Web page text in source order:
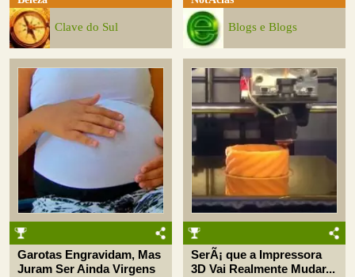
Clave do Sul Blogs e Blogs
Garotas Engravidam, Mas
Juram Ser Ainda Virgens
SerÃ¡ que a Impressora
3D Vai Realmente Mudar...